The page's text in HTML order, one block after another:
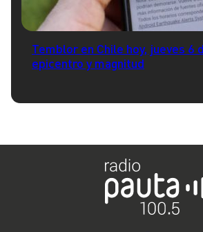
Temblor en Chile hoy, jueves 6
epicentro y magnitud